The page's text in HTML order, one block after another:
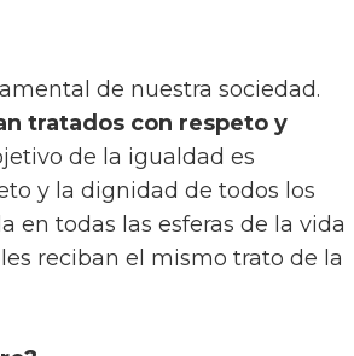
de nuestra sociedad.
tratados con respeto y
de la igualdad es
y la dignidad de todos los
en todas las esferas de la vida
reciban el mismo trato de la